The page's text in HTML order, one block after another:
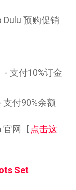
Dulu 预购促销
- 支付10%订金
付90%余额
官网【点击这
Set